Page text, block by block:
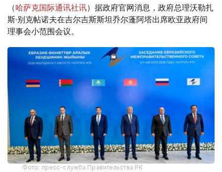
（哈萨克国际通讯社讯）据政府官网消息，政府总理沃勒扎
斯·别克帖诺夫在吉尔吉斯斯坦乔尔蓬阿塔出席欧亚政府间
理事会小范围会议。
Фото: пресс-служба Правительства РК